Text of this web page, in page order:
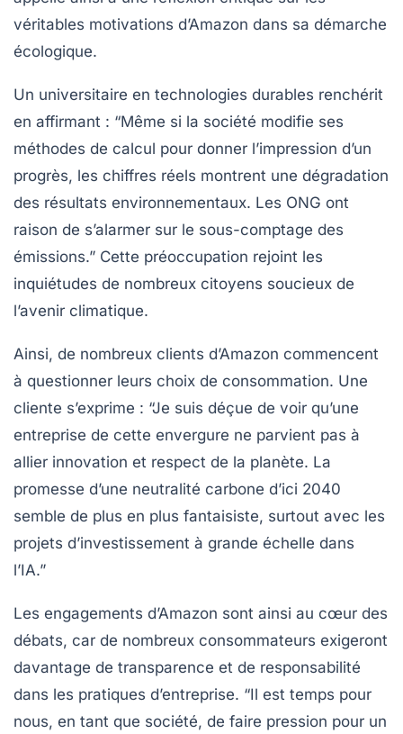
véritables motivations d’Amazon dans sa démarche
écologique.
Un universitaire en technologies durables renchérit
en affirmant : “Même si la société modifie ses
méthodes de calcul pour donner l’impression d’un
progrès, les chiffres réels montrent une dégradation
des résultats environnementaux. Les ONG ont
raison de s’alarmer sur le sous-comptage des
émissions.” Cette préoccupation rejoint les
inquiétudes de nombreux citoyens soucieux de
l’avenir climatique.
Ainsi, de nombreux clients d’Amazon commencent
à questionner leurs choix de consommation. Une
cliente s’exprime : “Je suis déçue de voir qu’une
entreprise de cette envergure ne parvient pas à
allier innovation et respect de la planète. La
promesse d’une neutralité carbone d’ici 2040
semble de plus en plus fantaisiste, surtout avec les
projets d’investissement à grande échelle dans
l’IA.”
Les engagements d’Amazon sont ainsi au cœur des
débats, car de nombreux consommateurs exigeront
davantage de transparence et de responsabilité
dans les pratiques d’entreprise. “Il est temps pour
nous, en tant que société, de faire pression pour un